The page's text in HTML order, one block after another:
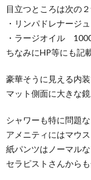
目立つところは次の
・リンパドレナージ
・ラージオイル
ちなみにHP等にも記
豪華そうに見える内
マット側面に大きな
シャワーも特に問題
アメニティにはマウ
紙パンツはノーマル
セラピストさんから